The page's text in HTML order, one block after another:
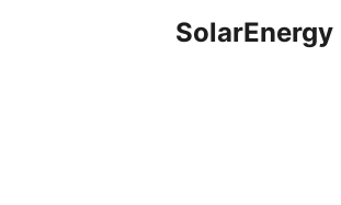
SolarEnergy